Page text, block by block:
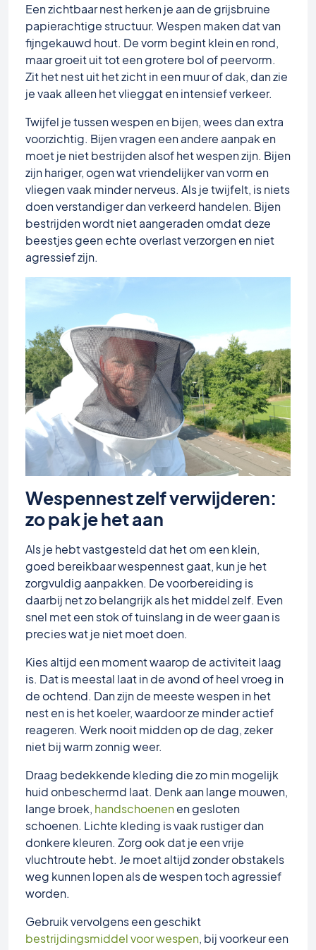
Een zichtbaar nest herken je aan de grijsbruine
papierachtige structuur. Wespen maken dat van
fijngekauwd hout. De vorm begint klein en rond,
maar groeit uit tot een grotere bol of peervorm.
Zit het nest uit het zicht in een muur of dak, dan zie
je vaak alleen het vlieggat en intensief verkeer.
Twijfel je tussen wespen en bijen, wees dan extra
voorzichtig. Bijen vragen een andere aanpak en
moet je niet bestrijden alsof het wespen zijn. Bijen
zijn hariger, ogen wat vriendelijker van vorm en
vliegen vaak minder nerveus. Als je twijfelt, is niets
doen verstandiger dan verkeerd handelen. Bijen
bestrijden wordt niet aangeraden omdat deze
beestjes geen echte overlast verzorgen en niet
agressief zijn.
Wespennest zelf verwijderen:
zo pak je het aan
Als je hebt vastgesteld dat het om een klein,
goed bereikbaar wespennest gaat, kun je het
zorgvuldig aanpakken. De voorbereiding is
daarbij net zo belangrijk als het middel zelf. Even
snel met een stok of tuinslang in de weer gaan is
precies wat je niet moet doen.
Kies altijd een moment waarop de activiteit laag
is. Dat is meestal laat in de avond of heel vroeg in
de ochtend. Dan zijn de meeste wespen in het
nest en is het koeler, waardoor ze minder actief
reageren. Werk nooit midden op de dag, zeker
niet bij warm zonnig weer.
Draag bedekkende kleding die zo min mogelijk
huid onbeschermd laat. Denk aan lange mouwen,
lange broek, handschoenenen gesloten
schoenen. Lichte kleding is vaak rustiger dan
donkere kleuren. Zorg ook dat je een vrije
vluchtroute hebt. Je moet altijd zonder obstakels
weg kunnen lopen als de wespen toch agressief
worden.
Gebruik vervolgens een geschikt
bestrijdingsmiddel voor wespen, bij voorkeur een